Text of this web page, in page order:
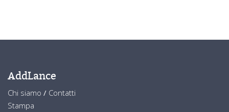
AddLance
Chi siamo / Contatti
Stampa